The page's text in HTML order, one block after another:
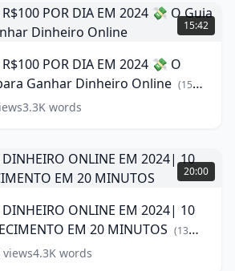
15:42
POR DIA EM 2024 💸 O
Ganhar Dinheiro Online (15
3.3K words
20:00
ONLINE EM 2024| 10
EM 20 MINUTOS (13
views4.3K words